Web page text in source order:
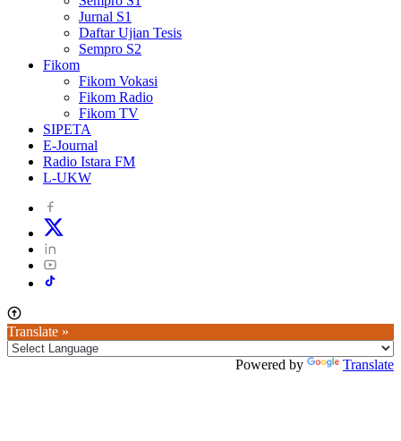
Jurnal S1
Daftar Ujian Tesis
Sempro S2
Fikom
Fikom Vokasi
Fikom Radio
Fikom TV
SIPETA
E-Journal
Radio Istara FM
L-UKW
Translate »
Powered by Translate